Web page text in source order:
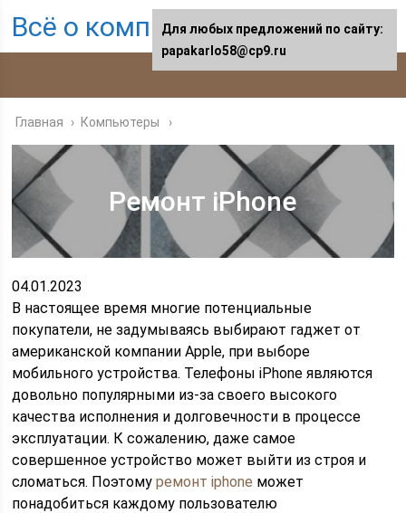
Всё о компьютерах
Главная › Компьютеры
Ремонт iPhone
04.01.2023
В настоящее время многие потенциальные
покупатели, не задумываясь выбирают гаджет от
американской компании Apple, при выборе
мобильного устройства. Телефоны iPhone являются
довольно популярными из-за своего высокого
качества исполнения и долговечности в процессе
эксплуатации. К сожалению, даже самое
совершенное устройство может выйти из строя и
сломаться. Поэтомуремонт iphone может
понадобиться каждому пользователю
Для любых предложений по сайту:
papakarlo58@cp9.ru